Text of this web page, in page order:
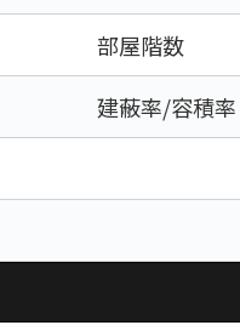
部屋階数
建蔽率/容積率